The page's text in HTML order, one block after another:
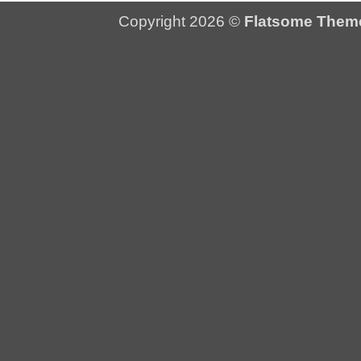
Copyright 2026 © Flatsome